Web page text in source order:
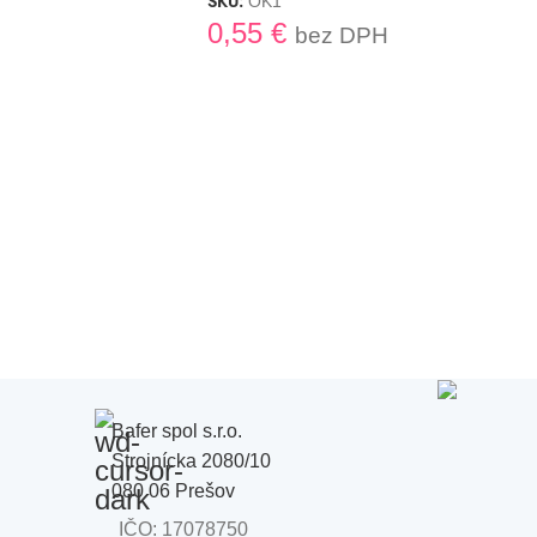
0,55 € bez DPH
Bafer spol s.r.o.
Strojnícka 2080/10
080 06 Prešov
IČO: 17078750